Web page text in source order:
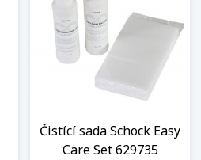
Čistící sada Schock Easy
Care Set 629735